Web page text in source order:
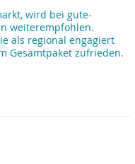
wird bei gute-
weiterempfohlen.
als regional engagiert
Gesamtpaket zufrieden.